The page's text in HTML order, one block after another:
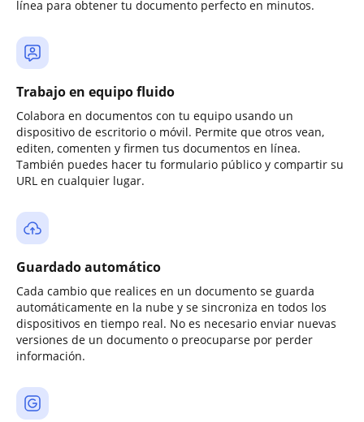
línea para obtener tu documento perfecto en minutos.
Trabajo en equipo fluido
Colabora en documentos con tu equipo usando un
dispositivo de escritorio o móvil. Permite que otros vean,
editen, comenten y firmen tus documentos en línea.
También puedes hacer tu formulario público y compartir su
URL en cualquier lugar.
Guardado automático
Cada cambio que realices en un documento se guarda
automáticamente en la nube y se sincroniza en todos los
dispositivos en tiempo real. No es necesario enviar nuevas
versiones de un documento o preocuparse por perder
información.